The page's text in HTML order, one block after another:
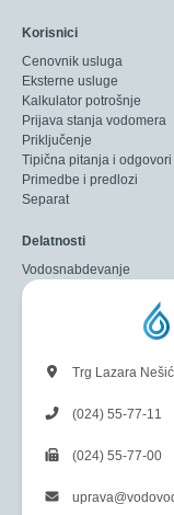
Korisnici
Cenovnik usluga
Eksterne usluge
Kalkulator potrošnje
Prijava stanja vodomera
Priključenje
Tipična pitanja i odgovori
Primedbe i predlozi
Separat
Delatnosti
Vodosnabdevanje
Trg Lazara
(024) 55-77-11
(024) 55-77-00